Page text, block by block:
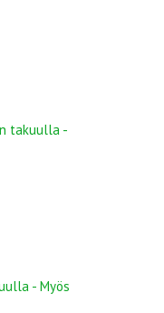
takuulla -
- Myös